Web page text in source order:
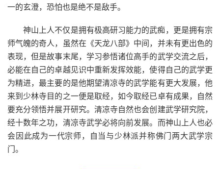
一的玄澄，恐怕也是绝不是敌手。
神山上人不仅是拥有极高研习能力的武痴，更是拥有宗
师气魄的奇人，虽然在《天龙八部》中间，并未有更出色的
表现，但是故事末尾，学习参悟诸位高手的武学交流之后，
必能在自己的卓越见识中重新发挥效能，使得自己的武学更
为精进，最主要的是他期望清凉寺的武学能有更大发展，他
来到少林寺目的之一便是取经，如今取经已卓有成果，自然
要充分领悟并展开研究。清凉寺自然也会创建武学研究院，
经十数年之功，清凉寺武学必将向前发展。而神山上人也必
会因此成为一代宗师，自当与少林派并称佛门两大武学宗
门。